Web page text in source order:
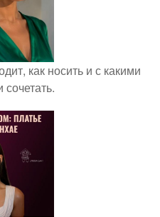
как носить и с какими